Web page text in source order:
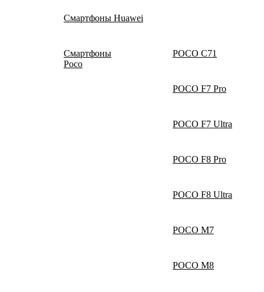
Смартфоны Huawei
Смартфоны
Poco
POCO C71
POCO F7 Pro
POCO F7 Ultra
POCO F8 Pro
POCO F8 Ultra
POCO M7
POCO M8